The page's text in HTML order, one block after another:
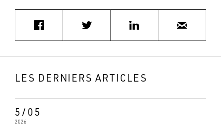
AIDE AU CHOIX
LES DERNIERS ARTICLES
5/05
2026